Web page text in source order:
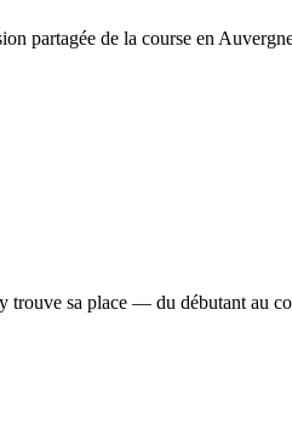
partagée de la course en
trouve sa place — du débutant au